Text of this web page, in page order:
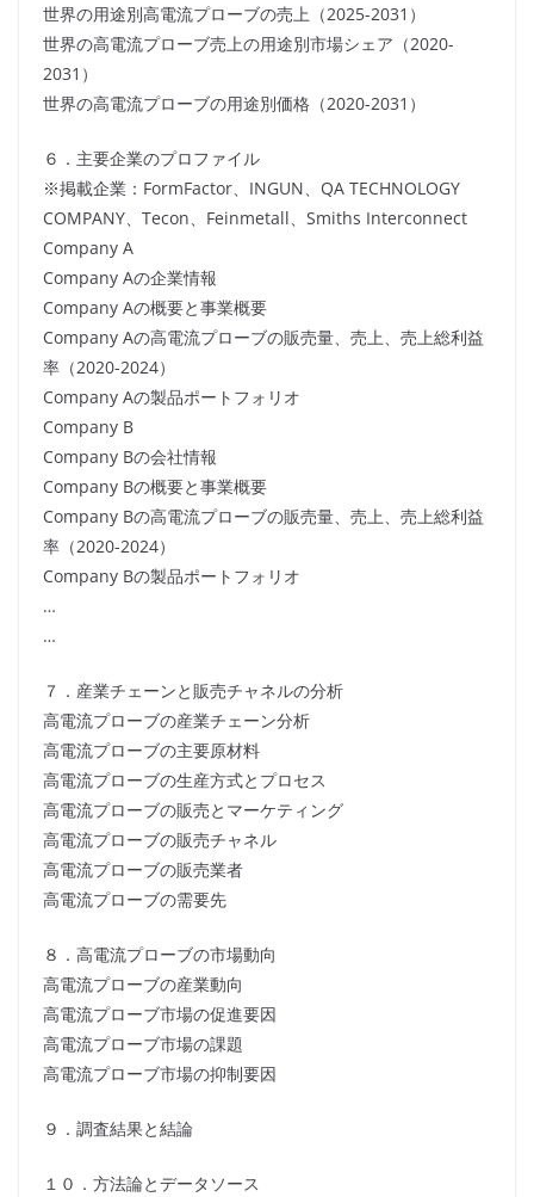
世界の用途別高電流プローブの売上（2025-2031）
世界の高電流プローブ売上の用途別市場シェア（2020-
2031）
世界の高電流プローブの用途別価格（2020-2031）
６．主要企業のプロファイル
※掲載企業：FormFactor、INGUN、QA TECHNOLOGY
COMPANY、Tecon、Feinmetall、Smiths Interconnect
Company A
Company Aの企業情報
Company Aの概要と事業概要
Company Aの高電流プローブの販売量、売上、売上総利益
率（2020-2024）
Company Aの製品ポートフォリオ
Company B
Company Bの会社情報
Company Bの概要と事業概要
Company Bの高電流プローブの販売量、売上、売上総利益
率（2020-2024）
Company Bの製品ポートフォリオ
…
…
７．産業チェーンと販売チャネルの分析
高電流プローブの産業チェーン分析
高電流プローブの主要原材料
高電流プローブの生産方式とプロセス
高電流プローブの販売とマーケティング
高電流プローブの販売チャネル
高電流プローブの販売業者
高電流プローブの需要先
８．高電流プローブの市場動向
高電流プローブの産業動向
高電流プローブ市場の促進要因
高電流プローブ市場の課題
高電流プローブ市場の抑制要因
９．調査結果と結論
１０．方法論とデータソース